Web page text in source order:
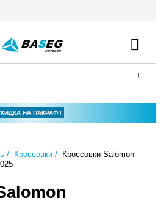
НА ПАКРАФТ
Кроссовки
Кроссовки Salomon